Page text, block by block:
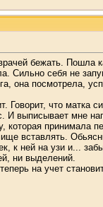
бежать. Пошла
Сильно себя не
она посмотрела,
Говорит, что
И выписывает мне
которая принимала
вставлять.
к ней на узи и...
ни выделений.
на учет